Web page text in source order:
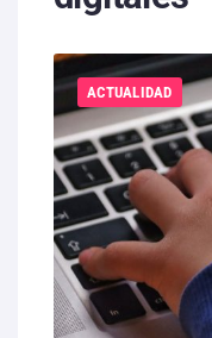
ACTUALIDAD